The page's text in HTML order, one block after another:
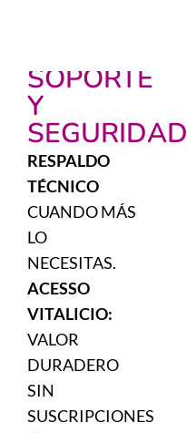
SOPORTE
Y
SEGURIDAD
RESPALDO
TÉCNICO
CUANDO MÁS
LO
NECESITAS.
ACESSO
VITALICIO:
VALOR
DURADERO
SIN
SUSCRIPCIONES